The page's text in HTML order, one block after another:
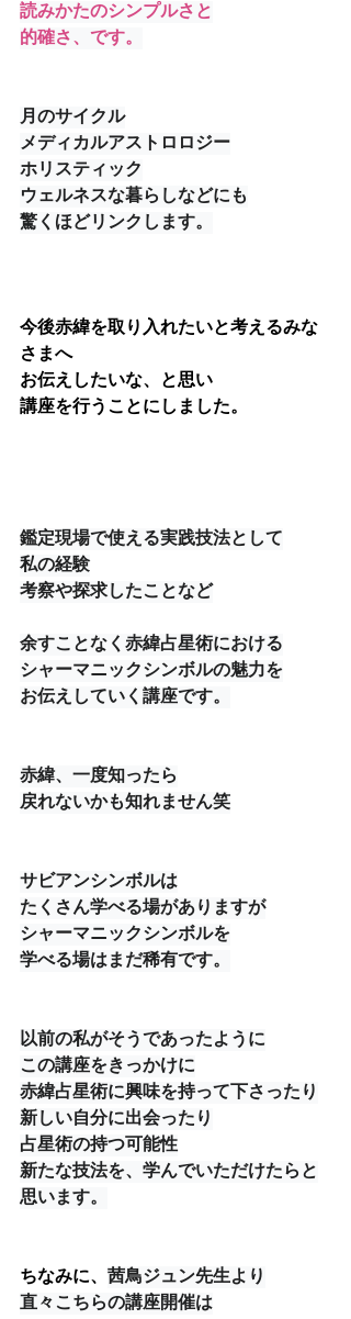
読みかたのシンプルさと
的確さ、です。
月のサイクル
メディカルアストロロジー
ホリスティック
ウェルネスな暮らしなどにも
驚くほどリンクします。
今後赤緯を取り入れたいと考えるみな
さまへ
お伝えしたいな、と思い
講座を行うことにしました。
鑑定現場で使える実践技法として
私の経験
考察や探求したことなど
余すことなく赤緯占星術における
シャーマニックシンボルの魅力を
お伝えしていく講座です。
赤緯、一度知ったら
戻れないかも知れません笑
サビアンシンボルは
たくさん学べる場がありますが
シャーマニックシンボルを
学べる場はまだ稀有です。
以前の私がそうであったように
この講座をきっかけに
赤緯占星術に興味を持って下さったり
新しい自分に出会ったり
占星術の持つ可能性
新たな技法を、学んでいただけたらと
思います。
ちなみに、 茜鳥ジュン先生より
直々こちらの講座開催は